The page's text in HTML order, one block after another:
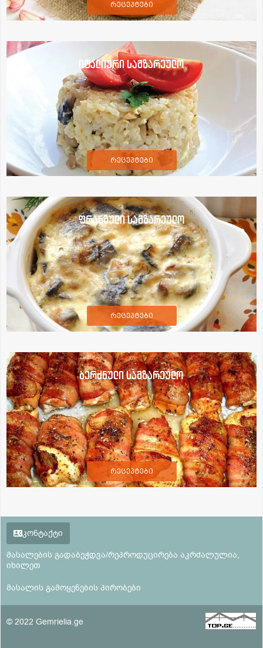
რეცეპტები
იტალიური სამზარეულო
რეცეპტები
ფრანგული სამზარეულო
რეცეპტები
ბერძნული სამზარეულო
რეცეპტები
კონტაქტი
მასალების გადაბეჭდვა/რეპროდუცირება აკრძალულია,
იხილეთ
მასალის გამოყენების პირობები
© 2022 Gemrielia.ge